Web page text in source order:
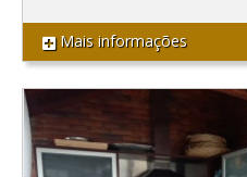
Mais informações